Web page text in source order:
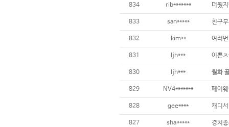
834 rib*******
833 san*****
832 kim**
831 ljh***
830 ljh***
829 NV4*******
828 gee****
827 sha*****